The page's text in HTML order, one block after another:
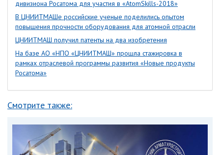
дивизиона Росатома для участия в «AtomSkills-2018»
В ЦНИИТМАШе российские ученые поделились опытом
повышения прочности оборудования для атомной отрасли
ЦНИИТМАШ получил патенты на два изобретения
На базе АО «НПО «ЦНИИТМАШ» прошла стажировка в
рамках отраслевой программы развития «Новые продукты
Росатома»
Смотрите также: